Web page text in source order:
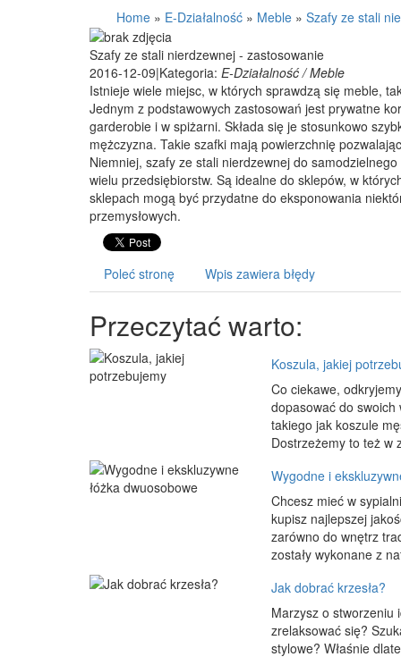
Home » E-Działalność » Meble » Szafy ze stali
Szafy ze stali nierdzewnej - zastosowanie
2016-12-09|Kategoria: E-Działalność / Meble
Istnieje wiele miejsc, w których sprawdzą się meble,
Jednym z podstawowych zastosowań jest prywatne
garderobie i w spiżarni. Składa się je stosunkowo
mężczyzna. Takie szafki mają powierzchnię
Niemniej, szafy ze stali nierdzewnej do
wielu przedsiębiorstw. Są idealne do sklepów, w
sklepach mogą być przydatne do eksponowania
przemysłowych.
Poleć stronę Wpis zawiera błędy
Przeczytać warto:
Koszula, jakiej
Co ciekawe,
dopasować do swoich
takiego jak koszule
Dostrzeżemy to też w
Wygodne i
Chcesz mieć w
kupisz najlepszej
zarówno do wnętrz
zostały wykonane z
Jak dobrać krzesła?
Marzysz o stworzeniu
zrelaksować się?
stylowe? Właśnie